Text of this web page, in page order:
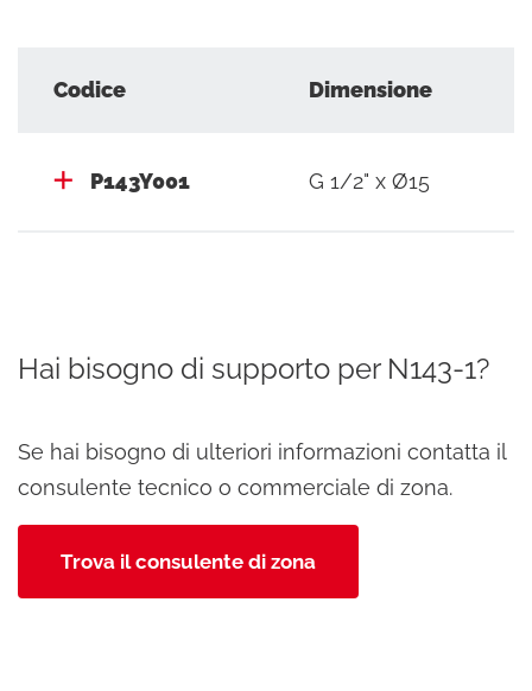
Codice Dimensione
P143Y001 G 1/2" x Ø15
Hai bisogno di supporto per N143-1?
Se hai bisogno di ulteriori informazioni contatta il
consulente tecnico o commerciale di zona.
Trova il consulente di zona